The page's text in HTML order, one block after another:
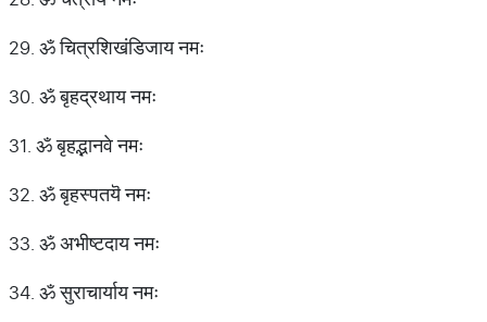
29. ॐ चित्रशिखंडिजाय नमः
30. ॐ बृहद्रथाय नमः
31. ॐ बृहद्भानवे नमः
32. ॐ बृहस्पतयॆ नमः
33. ॐ अभीष्टदाय नमः
34. ॐ सुराचार्याय नमः